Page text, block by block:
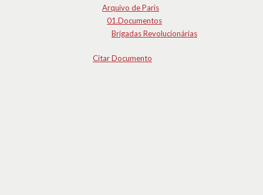
Arquivo de Paris
01.Documentos
Brigadas Revolucionárias
Citar Documento